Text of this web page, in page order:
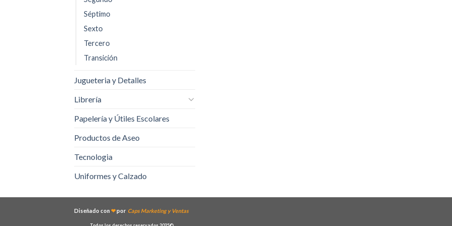
Séptimo
Sexto
Tercero
Transición
Jugueteria y Detalles
Librería
Papelería y Útiles Escolares
Productos de Aseo
Tecnologia
Uniformes y Calzado
Diseñado con ❤por Caps Marketing y Ventas